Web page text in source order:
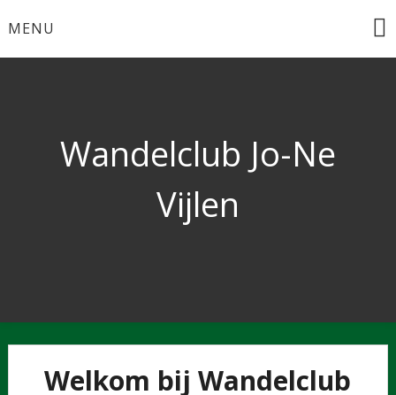
MENU
Wandelclub Jo-Ne
Vijlen
Welkom bij Wandelclub